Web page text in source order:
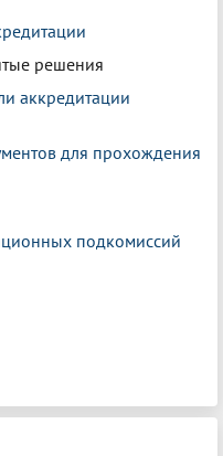
решения
аккредитации
для прохождения
подкомиссий